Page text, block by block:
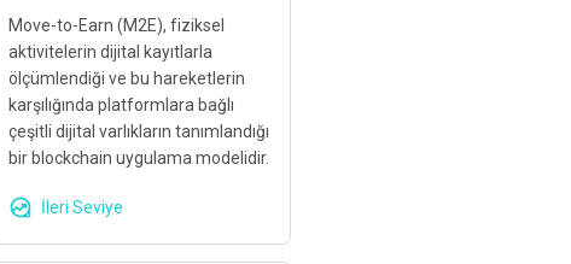
Move-to-Earn (M2E), fiziksel
aktivitelerin dijital kayıtlarla
ölçümlendiği ve bu hareketlerin
karşılığında platformlara bağlı
çeşitli dijital varlıkların tanımlandığı
bir blockchain uygulama modelidir.
İleri Seviye